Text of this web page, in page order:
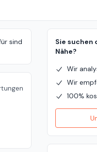
sind
Sie suchen
Nähe?
Wir
Wir
100%